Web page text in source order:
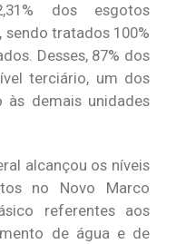
dos esgotos
tratados 100%
Desses, 87% dos
terciário, um dos
às demais unidades
alcançou os níveis
no Novo Marco
referentes aos
de água e de